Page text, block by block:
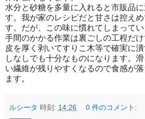
水分と砂糖を多量に入れると市販品
す。我が家のレシピだと甘さは控え
す。だが、この味に慣れてしまってい
手間のかかる作業は裏ごしの工程だ
皮を厚く剥いてすりこ木等で確実に
しなしでも十分なものになります。
い繊維が残りやすくなるので食感が
ます。
ルシータ 時刻: 14:26 0 件のコメント: